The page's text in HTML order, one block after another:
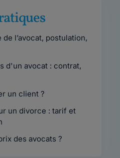
l’avocat, postulation,
d'un avocat : contrat,
un client ?
un divorce : tarif et
des avocats ?